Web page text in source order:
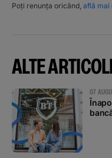
Poți renunța oricând, află mai
ALTE
07